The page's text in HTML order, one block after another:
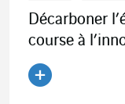
Décarboner
course à